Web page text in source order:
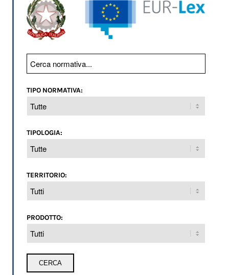
TIPO NORMATIVA:
TIPOLOGIA:
TERRITORIO:
PRODOTTO: